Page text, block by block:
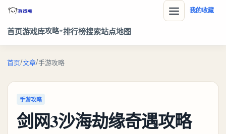
首页游戏库攻略 排行榜搜索站点地图
我的收藏
首页/文章/手游攻略
手游攻略
剑网3沙海劫缘奇遇攻略